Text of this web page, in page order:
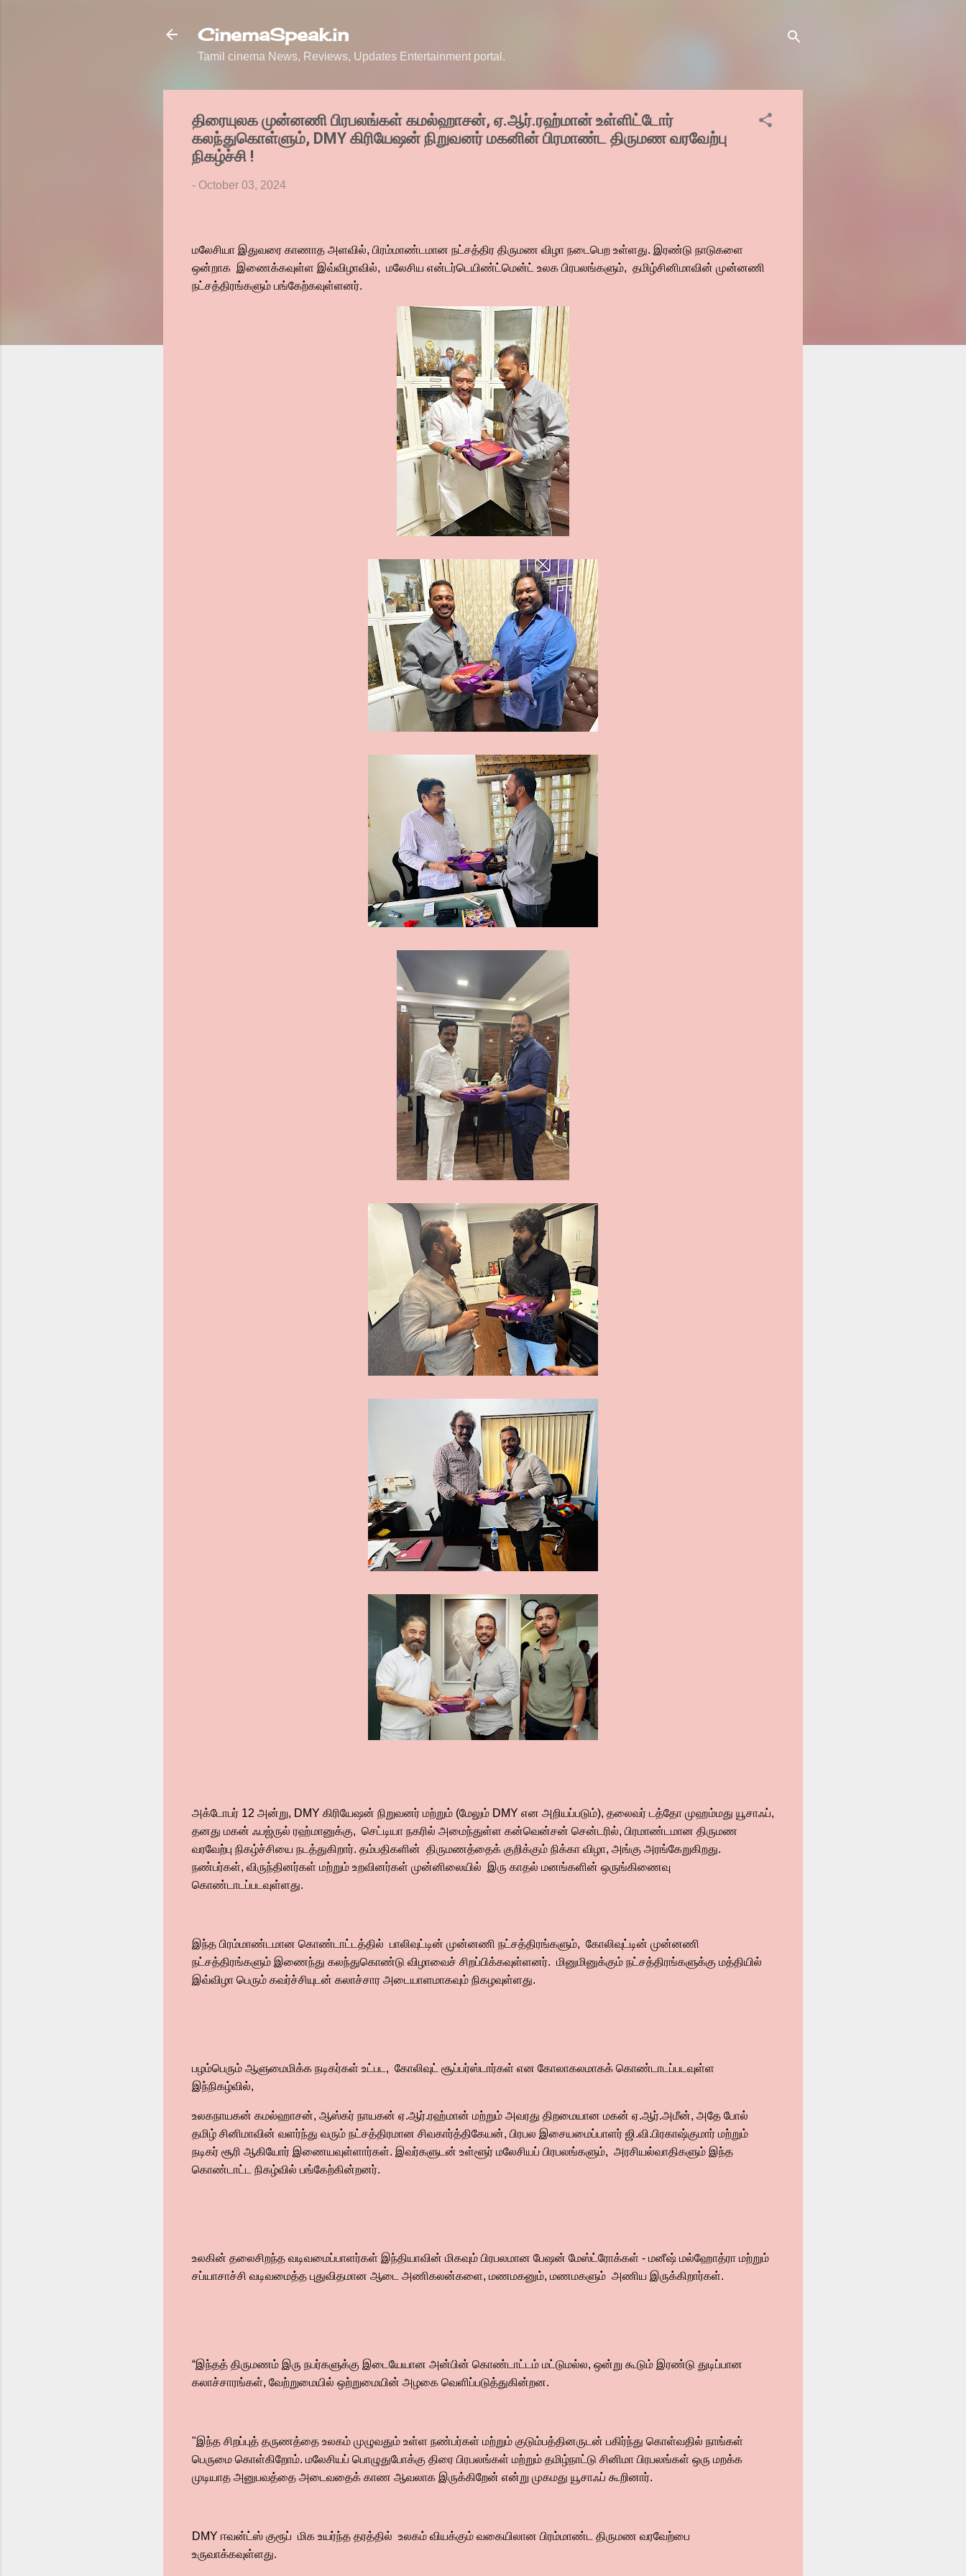
CinemaSpeak.in
Tamil cinema News, Reviews, Updates Entertainment portal.
திரையுலக முன்னணி பிரபலங்கள் கமல்ஹாசன், ஏ.ஆர்.ரஹ்மான் உள்ளிட்டோர்
கலந்துகொள்ளும், DMY கிரியேஷன் நிறுவனர் மகனின் பிரமாண்ட திருமண வரவேற்பு
நிகழ்ச்சி !
- October 03, 2024
மலேசியா இதுவரை காணாத அளவில், பிரம்மாண்டமான நட்சத்திர திருமண விழா நடைபெற உள்ளது. இரண்டு நாடுகளை
ஒன்றாக இணைக்கவுள்ள இவ்விழாவில், மலேசிய என்டர்டெயிண்ட்மென்ட் உலக பிரபலங்களும், தமிழ்சினிமாவின் முன்னணி
நட்சத்திரங்களும் பங்கேற்கவுள்ளனர்.
அக்டோபர் 12 அன்று, DMY கிரியேஷன் நிறுவனர் மற்றும் (மேலும் DMY என அறியப்படும்), தலைவர் டத்தோ முஹம்மது யூசாஃப்,
தனது மகன் ஃபஜ்ருல் ரஹ்மானுக்கு, செட்டியா நகரில் அமைந்துள்ள கன்வென்சன் சென்டரில், பிரமாண்டமான திருமண
வரவேற்பு நிகழ்ச்சியை நடத்துகிறார். தம்பதிகளின் திருமணத்தைக் குறிக்கும் நிக்கா விழா, அங்கு அரங்கேறுகிறது.
நண்பர்கள், விருந்தினர்கள் மற்றும் உறவினர்கள் முன்னிலையில் இரு காதல் மனங்களின் ஒருங்கிணைவு
கொண்டாடப்படவுள்ளது.
இந்த பிரம்மாண்டமான கொண்டாட்டத்தில் பாலிவுட்டின் முன்னணி நட்சத்திரங்களும், கோலிவுட்டின் முன்னணி
நட்சத்திரங்களும் இணைந்து கலந்துகொண்டு விழாவைச் சிறப்பிக்கவுள்ளனர். மினுமினுக்கும் நட்சத்திரங்களுக்கு மத்தியில்
இவ்விழா பெரும் கவர்ச்சியுடன் கலாச்சார அடையாளமாகவும் நிகழவுள்ளது.
பழம்பெரும் ஆளுமைமிக்க நடிகர்கள் உட்பட, கோலிவுட் சூப்பர்ஸ்டார்கள் என கோலாகலமாகக் கொண்டாடப்படவுள்ள
இந்நிகழ்வில்,
உலகநாயகன் கமல்ஹாசன், ஆஸ்கர் நாயகன் ஏ.ஆர்.ரஹ்மான் மற்றும் அவரது திறமையான மகன் ஏ.ஆர்.அமீன், அதே போல்
தமிழ் சினிமாவின் வளர்ந்து வரும் நட்சத்திரமான சிவகார்த்திகேயன், பிரபல இசையமைப்பாளர் ஜி.வி.பிரகாஷ்குமார் மற்றும்
நடிகர் சூரி ஆகியோர் இணையவுள்ளார்கள். இவர்களுடன் உள்ளூர் மலேசியப் பிரபலங்களும், அரசியல்வாதிகளும் இந்த
கொண்டாட்ட நிகழ்வில் பங்கேற்கின்றனர்.
உலகின் தலைசிறந்த வடிவமைப்பாளர்கள் இந்தியாவின் மிகவும் பிரபலமான பேஷன் மேஸ்ட்ரோக்கள் - மனீஷ் மல்ஹோத்ரா மற்றும்
சப்யாசாச்சி வடிவமைத்த புதுவிதமான ஆடை அணிகலன்களை, மணமகனும், மணமகளும் அணிய இருக்கிறார்கள்.
“இந்தத் திருமணம் இரு நபர்களுக்கு இடையேயான அன்பின் கொண்டாட்டம் மட்டுமல்ல, ஒன்று கூடும் இரண்டு துடிப்பான
கலாச்சாரங்கள், வேற்றுமையில் ஒற்றுமையின் அழகை வெளிப்படுத்துகின்றன.
"இந்த சிறப்புத் தருணத்தை உலகம் முழுவதும் உள்ள நண்பர்கள் மற்றும் குடும்பத்தினருடன் பகிர்ந்து கொள்வதில் நாங்கள்
பெருமை கொள்கிறோம். மலேசியப் பொழுதுபோக்கு திரை பிரபலங்கள் மற்றும் தமிழ்நாட்டு சினிமா பிரபலங்கள் ஒரு மறக்க
முடியாத அனுபவத்தை அடைவதைக் காண ஆவலாக இருக்கிறேன் என்று முகமது யூசாஃப் கூறினார்.
DMY ஈவன்ட்ஸ் குரூப் மிக உயர்ந்த தரத்தில் உலகம் வியக்கும் வகையிலான பிரம்மாண்ட திருமண வரவேற்பை
உருவாக்கவுள்ளது.